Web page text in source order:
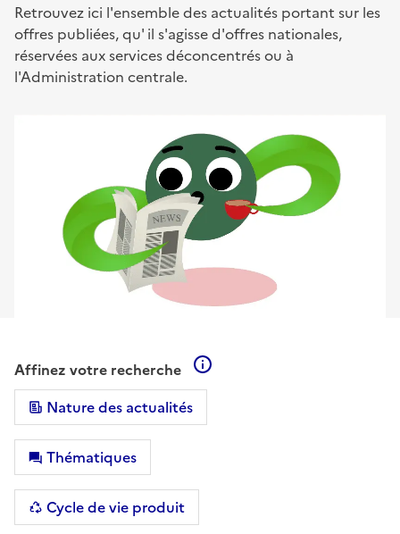
Retrouvez ici l'ensemble des actualités portant sur les
offres publiées, qu' il s'agisse d'offres nationales,
réservées aux services déconcentrés ou à
l'Administration centrale.
Affinez votre recherche
Nature des actualités
Thématiques
Cycle de vie produit